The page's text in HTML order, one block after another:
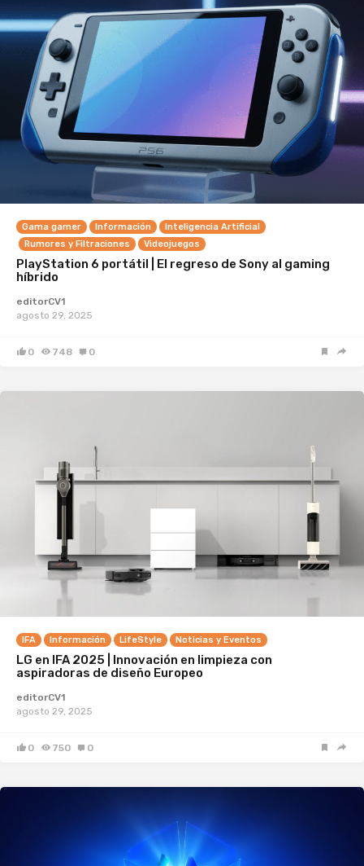
Gama gamer Información
Inteligencia Artificial
Rumores y Filtraciones
Videojuegos
PlayStation 6 portátil | El regreso de Sony al gaming
híbrido
editorCV1
agosto 29, 2025
0 748 0
IFA Información LifeStyle Noticias y Eventos
LG en IFA 2025 | Innovación en limpieza con
aspiradoras de diseño Europeo
editorCV1
agosto 29, 2025
0 750 0